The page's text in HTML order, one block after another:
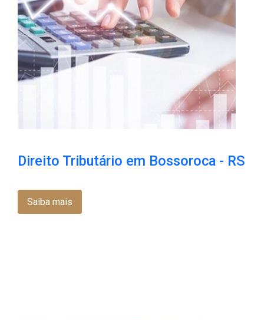
Direito Tributário em Bossoroca​ - RS
Saiba mais